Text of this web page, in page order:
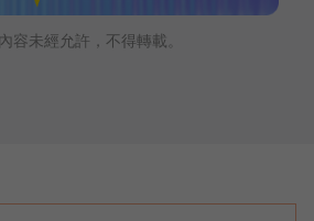
容未經允許，不得轉載。